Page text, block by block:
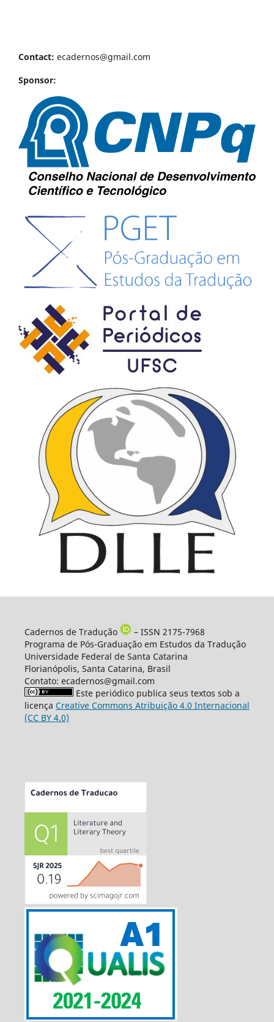
Contact: ecadernos@gmail.com
Sponsor:
Cadernos de Tradução
– ISSN 2175-7968
Programa de Pós-Graduação em Estudos da Tradução
Universidade Federal de Santa Catarina
Florianópolis, Santa Catarina, Brasil
Contato: ecadernos@gmail.com
Este periódico publica seus textos sob a
licença Creative Commons Atribuição 4.0 Internacional
(CC BY 4.0)